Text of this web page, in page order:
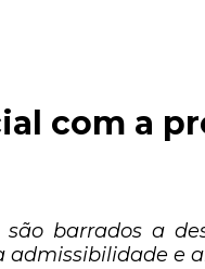
com a
barrados a
e